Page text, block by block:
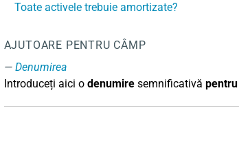
Toate activele trebuie amortizate?
AJUTOARE PENTRU CÂMP
Denumirea
Introduceți aici o denumiresemnificativă